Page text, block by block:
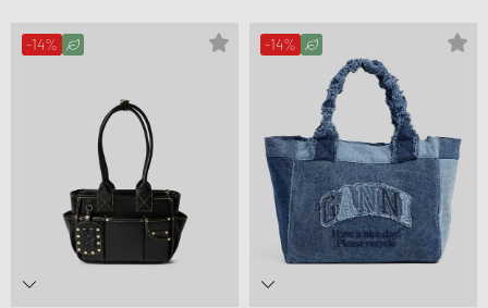
-14% -14%